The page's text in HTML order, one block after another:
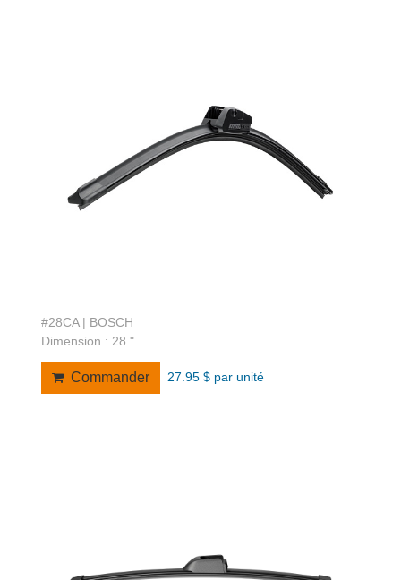
#28CA | BOSCH
Dimension : 28 "
Commander 27.95 $ par unité